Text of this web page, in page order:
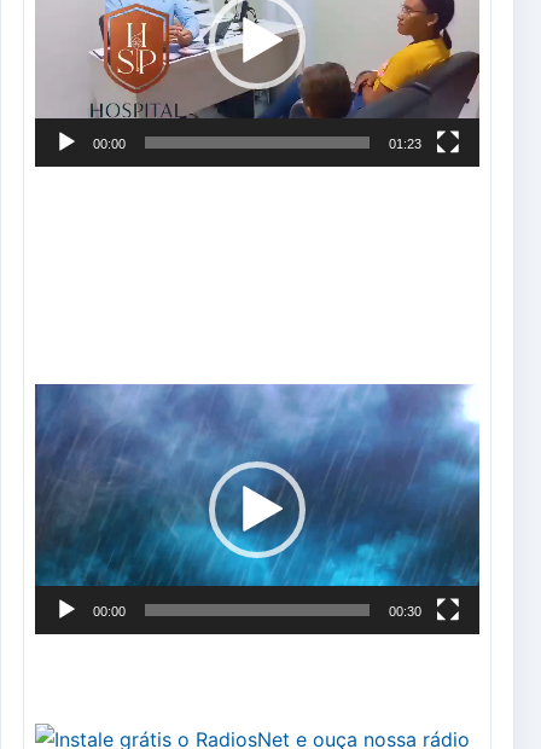
00:00 01:23
de
vídeo
00:00 00:30